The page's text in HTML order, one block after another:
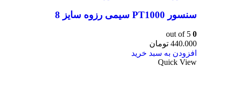
سنسور PT1000 سیمی رزوه سایز 8
0
440.000 تومان
افزودن به سبد خرید
Quick View